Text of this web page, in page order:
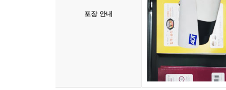
포장 안내